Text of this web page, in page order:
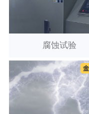
腐蚀试验